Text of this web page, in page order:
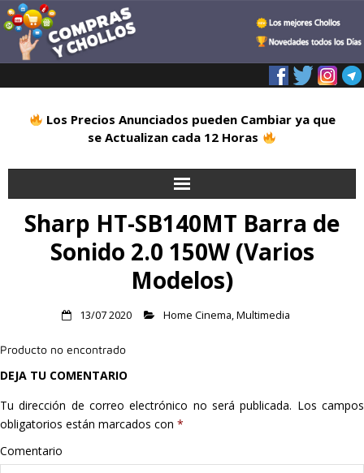
Los Precios Anunciados pueden Cambiar ya que
se Actualizan cada 12 Horas
Inicio
Alimentación
Hogar
Informática
Listas
Sharp HT-SB140MT Barra de
Sonido 2.0 150W (Varios
Modelos)
13/07 2020 Home Cinema,Multimedia
Producto no encontrado
DEJA TU COMENTARIO
Tu dirección de correo electrónico no será publicada. Los campos
obligatorios están marcados con *
Comentario